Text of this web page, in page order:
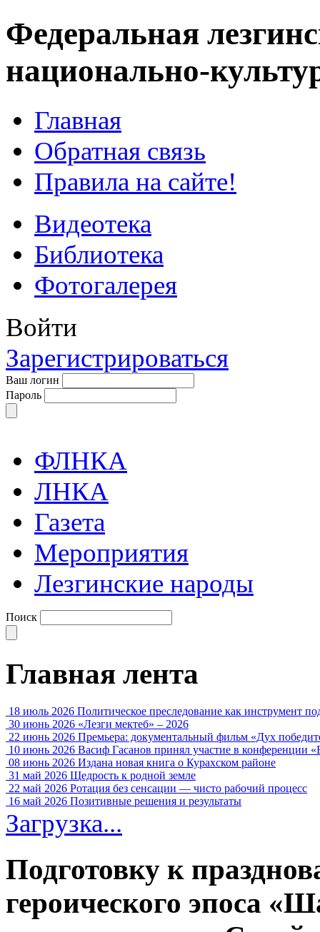
Федеральная
национально-
Главная
Обратная связь
Правила на сайте!
Видеотека
Библиотека
Фотогалерея
Войти
Зарегистрироваться
Ваш логин
Пароль
ФЛНКА
ЛНКА
Газета
Мероприятия
Лезгинские народы
Поиск
Главная лента
18 июль 2026 Политическое преследование как инструмент
30 июнь 2026 «Лезги мектеб» – 2026
22 июнь 2026 Премьера: документальный фильм «Дух
10 июнь 2026 Васиф Гасанов принял участие в конференции
08 июнь 2026 Издана новая книга о Курахском районе
31 май 2026 Щедрость к родной земле
22 май 2026 Ротация без сенсации — чисто рабочий процесс
16 май 2026 Позитивные решения и результаты
Загрузка...
Подготовку к
героического эпоса